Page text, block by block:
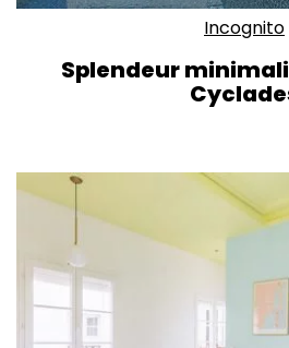
Incognito
Splendeur